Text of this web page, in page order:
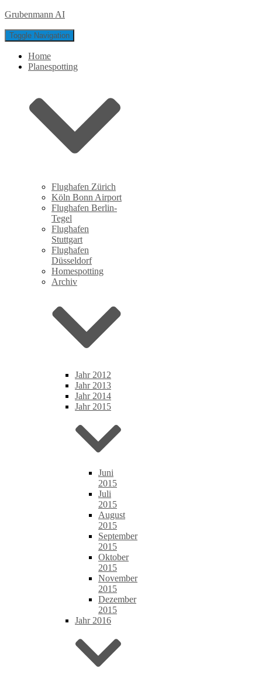
Grubenmann AI
Toggle Navigation
Home
Planespotting
Flughafen Zürich
Köln Bonn Airport
Flughafen Berlin-
Tegel
Flughafen
Stuttgart
Flughafen
Düsseldorf
Homespotting
Archiv
Jahr 2012
Jahr 2013
Jahr 2014
Jahr 2015
Juni
2015
Juli
2015
August
2015
September
2015
Oktober
2015
November
2015
Dezember
2015
Jahr 2016